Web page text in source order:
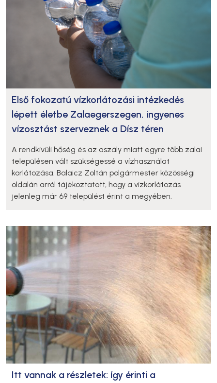
Első fokozatú vízkorlátozási intézkedés
lépett életbe Zalaegerszegen, ingyenes
vízosztást szerveznek a Dísz téren
A rendkívüli hőség és az aszály miatt egyre több zalai
településen vált szükségessé a vízhasználat
korlátozása. Balaicz Zoltán polgármester közösségi
oldalán arról tájékoztatott, hogy a vízkorlátozás
jelenleg már 69 települést érint a megyében.
Itt vannak a részletek: így érinti a